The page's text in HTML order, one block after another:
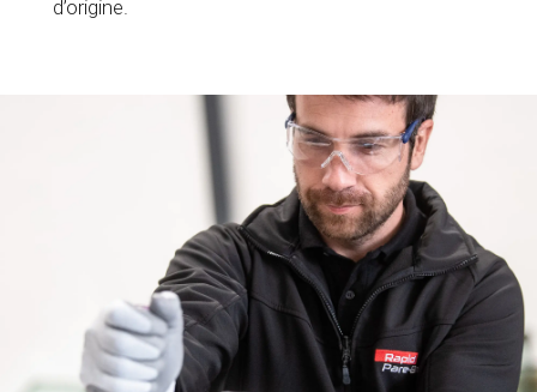
d’origine.